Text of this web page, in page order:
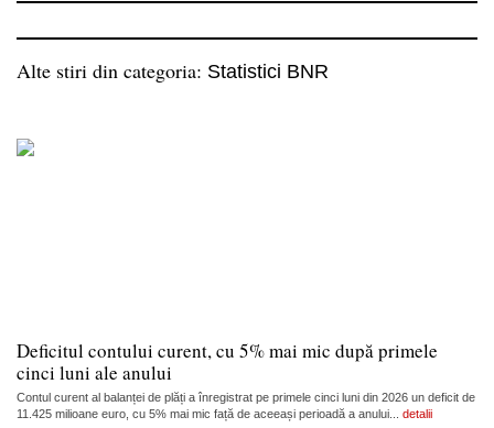
Alte stiri din categoria: Statistici BNR
Deficitul contului curent, cu 5% mai mic după primele
cinci luni ale anului
Contul curent al balanței de plăți a înregistrat pe primele cinci luni din 2026 un deficit de
11.425 milioane euro, cu 5% mai mic față de aceeași perioadă a anului... detalii